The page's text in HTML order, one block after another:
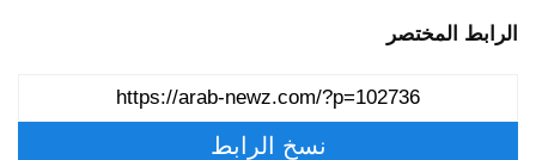
الرابط المختصر
نسخ الرابط